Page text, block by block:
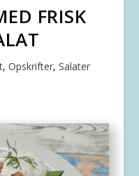
FRISK
, Opskrifter, Salater